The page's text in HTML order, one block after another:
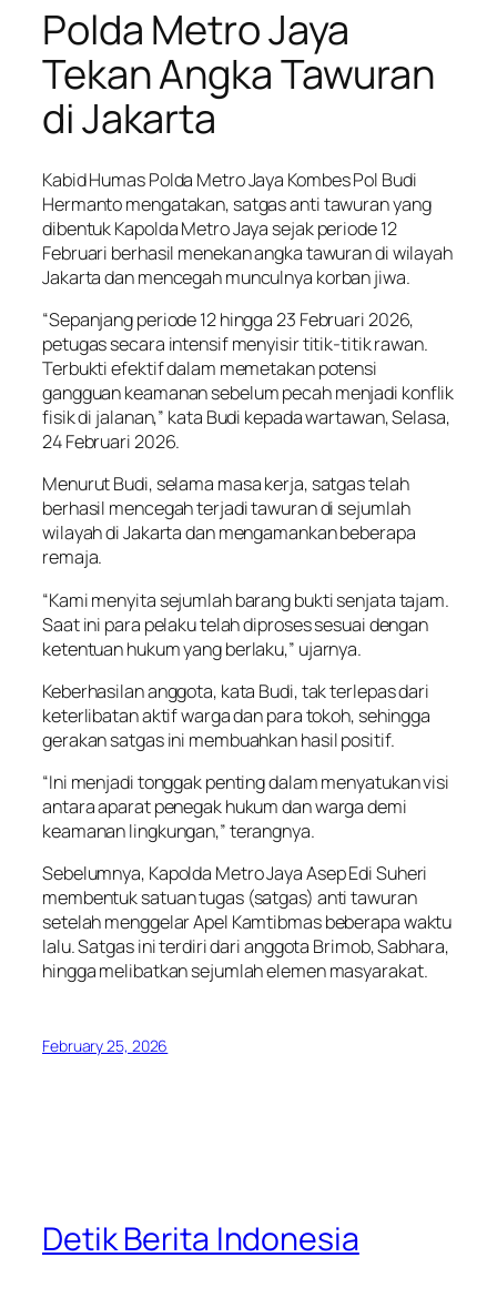
Polda Metro Jaya
Tekan Angka Tawuran
di Jakarta
Kabid Humas Polda Metro Jaya Kombes Pol Budi
Hermanto mengatakan, satgas anti tawuran yang
dibentuk Kapolda Metro Jaya sejak periode 12
Februari berhasil menekan angka tawuran di wilayah
Jakarta dan mencegah munculnya korban jiwa.
“Sepanjang periode 12 hingga 23 Februari 2026,
petugas secara intensif menyisir titik-titik rawan.
Terbukti efektif dalam memetakan potensi
gangguan keamanan sebelum pecah menjadi konflik
fisik di jalanan,” kata Budi kepada wartawan, Selasa,
24 Februari 2026.
Menurut Budi, selama masa kerja, satgas telah
berhasil mencegah terjadi tawuran di sejumlah
wilayah di Jakarta dan mengamankan beberapa
remaja.
“Kami menyita sejumlah barang bukti senjata tajam.
Saat ini para pelaku telah diproses sesuai dengan
ketentuan hukum yang berlaku,” ujarnya.
Keberhasilan anggota, kata Budi, tak terlepas dari
keterlibatan aktif warga dan para tokoh, sehingga
gerakan satgas ini membuahkan hasil positif.
“Ini menjadi tonggak penting dalam menyatukan visi
antara aparat penegak hukum dan warga demi
keamanan lingkungan,” terangnya.
Sebelumnya, Kapolda Metro Jaya Asep Edi Suheri
membentuk satuan tugas (satgas) anti tawuran
setelah menggelar Apel Kamtibmas beberapa waktu
lalu. Satgas ini terdiri dari anggota Brimob, Sabhara,
hingga melibatkan sejumlah elemen masyarakat.
February 25, 2026
Detik Berita Indonesia